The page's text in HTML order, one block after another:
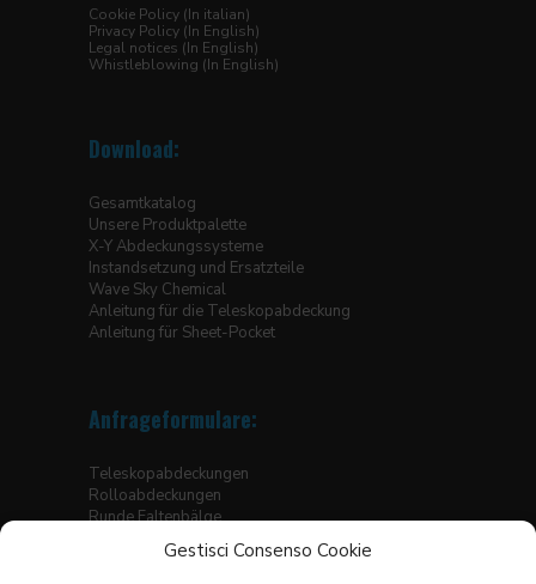
Gestisci Consenso Cookie
Cookie Policy (In italian)
Privacy Policy (In English)
Legal notices (In English)
Whistleblowing (In English)
Download:
Gesamtkatalog
Unsere Produktpalette
X-Y Abdeckungssysteme
Instandsetzung und Ersatzteile
Wave Sky Chemical
Anleitung für die Teleskopabdeckung
Anleitung für Sheet-Pocket
Anfrageformulare:
Teleskopabdeckungen
Rolloabdeckungen
Runde Faltenbälge
Eckige Faltenbälge, genäht
Faltenbälge für Hubtische